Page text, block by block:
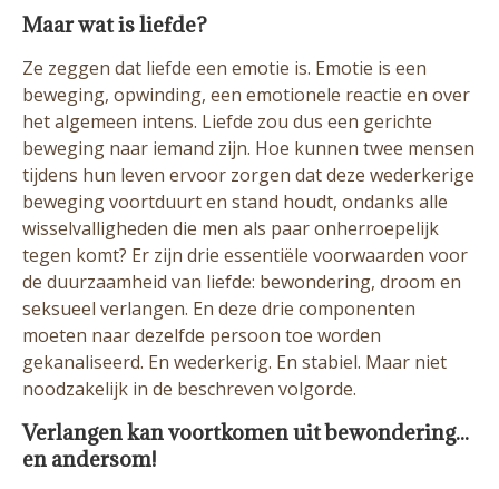
Maar wat is liefde?
Ze zeggen dat liefde een emotie is. Emotie is een
beweging, opwinding, een emotionele reactie en over
het algemeen intens. Liefde zou dus een gerichte
beweging naar iemand zijn. Hoe kunnen twee mensen
tijdens hun leven ervoor zorgen dat deze wederkerige
beweging voortduurt en stand houdt, ondanks alle
wisselvalligheden die men als paar onherroepelijk
tegen komt? Er zijn drie essentiële voorwaarden voor
de duurzaamheid van liefde: bewondering, droom en
seksueel verlangen. En deze drie componenten
moeten naar dezelfde persoon toe worden
gekanaliseerd. En wederkerig. En stabiel. Maar niet
noodzakelijk in de beschreven volgorde.
Verlangen kan voortkomen uit bewondering...
en andersom!